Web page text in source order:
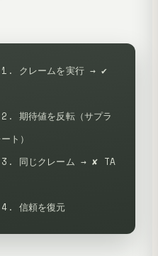
レームを実行 → ✔
待値を反転（サプラ
ト）
じクレーム → ✘ TA
信頼を復元